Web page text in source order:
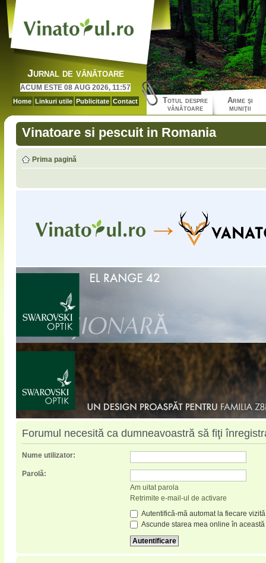
Jurnal de vânătoare
ACUM ESTE 08 AUG 2026, 11:57
Home Linkuri utile Publicitate Contact
Totul despre
vânătoare
Arme şi
muniţii
Vinatoare si pescuit in Romania
Prima pagină
Forumul necesită ca dumneavoastră să fiţi
Nume utilizator:
Parolă:
Am uitat parola
Retrimite e-mail-ul de activare
Autentifică-mă automat la fiecare vizită
Ascunde starea mea online în